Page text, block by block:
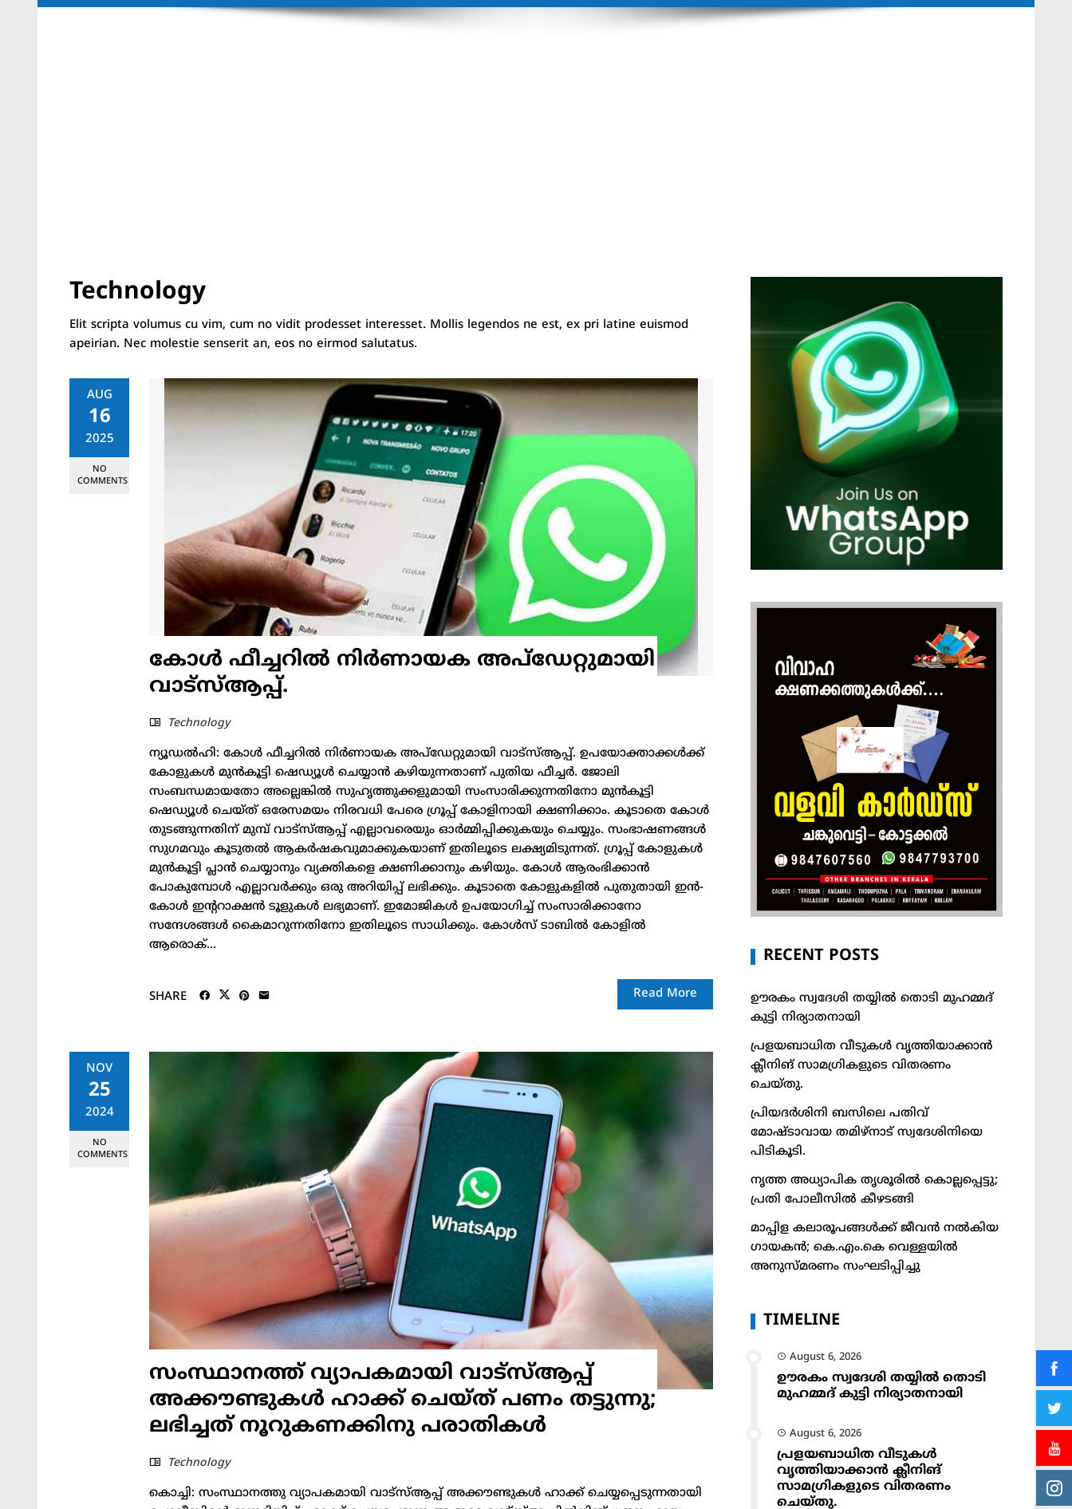
Technology
Elit scripta volumus cu vim, cum no vidit prodesset interesset. Mollis legendos ne est, ex pri latine euismod
apeirian. Nec molestie senserit an, eos no eirmod salutatus.
AUG
16
2025
NO
COMMENTS
കോള്‍ ഫീച്ചറില്‍ നിര്‍ണായക അപ്‌ഡേറ്റുമായി
വാട്‌സ്ആപ്പ്.
Technology
ന്യൂഡല്‍ഹി: കോള്‍ ഫീച്ചറില്‍ നിര്‍ണായക അപ്‌ഡേറ്റുമായി വാട്‌സ്ആപ്പ്. ഉപയോക്താക്കള്‍ക്ക്
കോളുകള്‍ മുന്‍കൂട്ടി ഷെഡ്യൂള്‍ ചെയ്യാന്‍ കഴിയുന്നതാണ് പുതിയ ഫീച്ചര്‍. ജോലി
സംബന്ധമായതോ അല്ലെങ്കില്‍ സുഹൃത്തുക്കളുമായി സംസാരിക്കുന്നതിനോ മുന്‍കൂട്ടി
ഷെഡ്യൂള്‍ ചെയ്ത് ഒരേസമയം നിരവധി പേരെ ഗ്രൂപ്പ് കോളിനായി ക്ഷണിക്കാം. കൂടാതെ കോള്‍
തുടങ്ങുന്നതിന് മുമ്പ് വാട്‌സ്ആപ്പ് എല്ലാവരെയും ഓര്‍മ്മിപ്പിക്കുകയും ചെയ്യും. സംഭാഷണങ്ങള്‍
സുഗമവും കൂടുതല്‍ ആകര്‍ഷകവുമാക്കുകയാണ് ഇതിലൂടെ ലക്ഷ്യമിടുന്നത്. ഗ്രൂപ്പ് കോളുകള്‍
മുന്‍കൂട്ടി പ്ലാന്‍ ചെയ്യാനും വ്യക്തികളെ ക്ഷണിക്കാനും കഴിയും. കോള്‍ ആരംഭിക്കാന്‍
പോകുമ്പോള്‍ എല്ലാവര്‍ക്കും ഒരു അറിയിപ്പ് ലഭിക്കും. കൂടാതെ കോളുകളില്‍ പുതുതായി ഇന്‍-
കോള്‍ ഇന്ററാക്ഷന്‍ ടൂളുകള്‍ ലഭ്യമാണ്. ഇമോജികള്‍ ഉപയോഗിച്ച് സംസാരിക്കാനോ
സന്ദേശങ്ങള്‍ കൈമാറുന്നതിനോ ഇതിലൂടെ സാധിക്കും. കോള്‍സ് ടാബില്‍ കോളില്‍
ആരൊക്...
Read More
SHARE
NOV
25
2024
NO
COMMENTS
സംസ്ഥാനത്ത് വ്യാപകമായി വാട്‌സ്ആപ്പ്
അക്കൗണ്ടുകള്‍ ഹാക്ക് ചെയ്ത് പണം തട്ടുന്നു;
ലഭിച്ചത് നൂറുകണക്കിനു പരാതികൾ
Technology
കൊച്ചി: സംസ്ഥാനത്തു വ്യാപകമായി വാട്‌സ്ആപ്പ് അക്കൗണ്ടുകള്‍ ഹാക്ക് ചെയ്യപ്പെടുന്നതായി
RECENT POSTS
ഊരകം സ്വദേശി തയ്യിൽ തൊടി മുഹമ്മദ്
കുട്ടി നിര്യാതനായി
പ്രളയബാധിത വീടുകൾ വൃത്തിയാക്കാൻ
ക്ലീനിങ് സാമഗ്രികളുടെ വിതരണം
ചെയ്തു.
പ്രിയദർശിനി ബസിലെ പതിവ്
മോഷ്ടാവായ തമിഴ്നാട് സ്വദേശിനിയെ
പിടികൂടി.
നൃത്ത അധ്യാപിക തൃശൂരിൽ കൊല്ലപ്പെട്ടു;
പ്രതി പോലീസിൽ കീഴടങ്ങി
മാപ്പിള കലാരൂപങ്ങൾക്ക് ജീവൻ നൽകിയ
ഗായകൻ; കെ.എം.കെ വെള്ളയിൽ
അനുസ്മരണം സംഘടിപ്പിച്ചു
TIMELINE
August 6, 2026
ഊരകം സ്വദേശി തയ്യിൽ തൊടി
മുഹമ്മദ് കുട്ടി നിര്യാതനായി
August 6, 2026
പ്രളയബാധിത വീടുകൾ
വൃത്തിയാക്കാൻ ക്ലീനിങ്
സാമഗ്രികളുടെ വിതരണം
ചെയ്തു.